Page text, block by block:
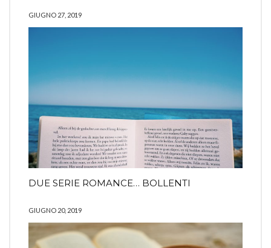
GIUGNO 27, 2019
DUE SERIE ROMANCE… BOLLENTI
GIUGNO 20, 2019